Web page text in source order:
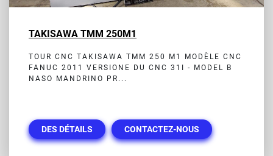
TAKISAWA TMM 250M1
TOUR CNC TAKISAWA TMM 250 M1 MODÈLE CNC
FANUC 2011 VERSIONE DU CNC 31I - MODEL B
NASO MANDRINO PR...
DES DÉTAILS CONTACTEZ-NOUS